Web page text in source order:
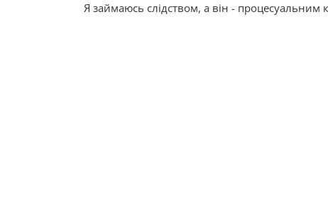
Я займаюсь слідством, а він - процесуальним